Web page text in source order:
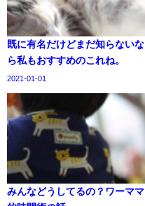
既に有名だけどまだ知らないな
ら私もおすすめのこれね。
2021-01-01
みんなどうしてるの？ワーママ